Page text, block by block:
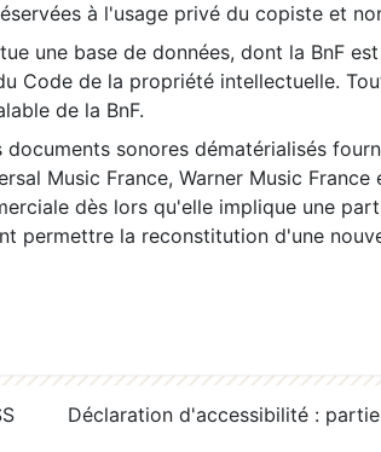
à l'usage privé du copiste et
une base de données, dont la BnF
Code de la propriété intellectuelle.
de la BnF.
documents sonores dématérialisés
Music France, Warner Music
dès lors qu'elle implique une
permettre la reconstitution d'une
Déclaration d'accessibilité :